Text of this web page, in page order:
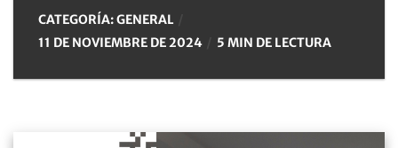
CATEGORÍA:GENERAL
11 DE NOVIEMBRE DE 2024
5 MIN DE LECTURA